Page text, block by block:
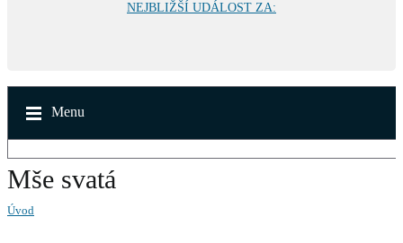
NEJBLIŽŠÍ UDÁLOST ZA:
Menu
Mše svatá
Úvod